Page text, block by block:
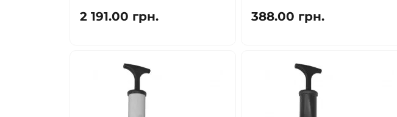
2 191.00 грн. 388.00 грн.